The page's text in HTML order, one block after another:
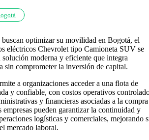
buscan optimizar su movilidad en Bogotá, el
eléctricos Chevrolet tipo Camioneta SUV se
solución moderna y eficiente que integra
sin comprometer la inversión de capital.
a organizaciones acceder a una flota de
y confiable, con costos operativos
y financieras asociadas a la compra
pueden garantizar la continuidad y
logísticas y comerciales, mejorando
mercado laboral.